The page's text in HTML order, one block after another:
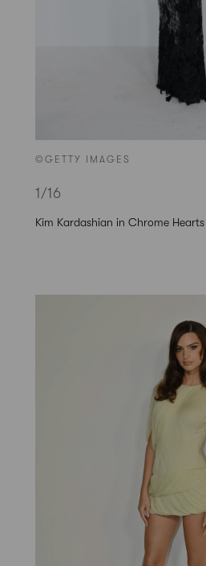
©GETTY IMAGES
1 /16
Kim Kardashian in Chrome Hearts